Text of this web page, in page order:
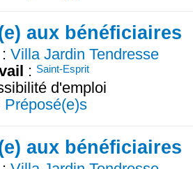
aux bénéficiaires
: Villa Jardin Tendresse
: Saint-Esprit
d'emploi
Préposé(e)s
aux bénéficiaires